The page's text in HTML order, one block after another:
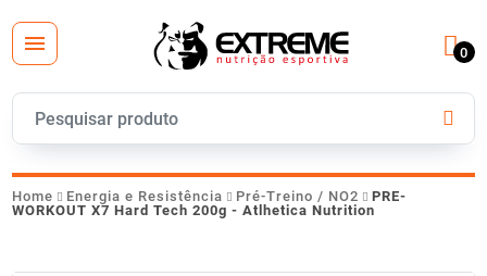
0
Home Energia e Resistência Pré-Treino / NO2
PRE-
WORKOUT X7 Hard Tech 200g - Atlhetica Nutrition